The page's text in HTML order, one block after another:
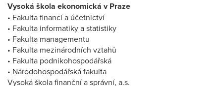
Vysoká škola ekonomická v Praze
• Fakulta financí a účetnictví
• Fakulta informatiky a statistiky
• Fakulta managementu
• Fakulta mezinárodních vztahů
• Fakulta podnikohospodářská
• Národohospodářská fakulta
Vysoká škola finanční a správní, a.s.